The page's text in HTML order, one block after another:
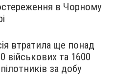
в Чорному
втратила ще понад
військових та 1600
за добу